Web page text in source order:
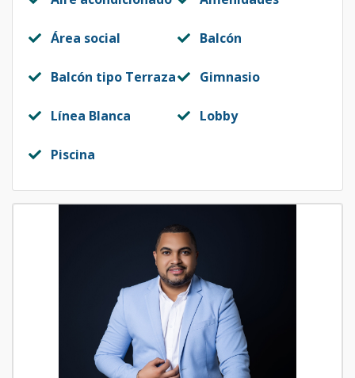
Área social Balcón
Balcón tipo Terraza Gimnasio
Línea Blanca Lobby
Piscina